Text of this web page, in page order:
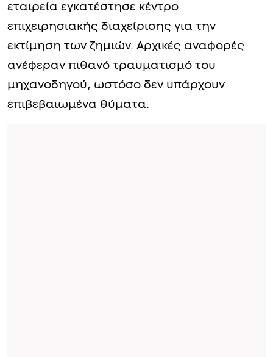
εταιρεία εγκατέστησε κέντρο
επιχειρησιακής διαχείρισης για την
εκτίμηση των ζημιών. Αρχικές αναφορές
ανέφεραν πιθανό τραυματισμό του
μηχανοδηγού, ωστόσο δεν υπάρχουν
επιβεβαιωμένα θύματα.